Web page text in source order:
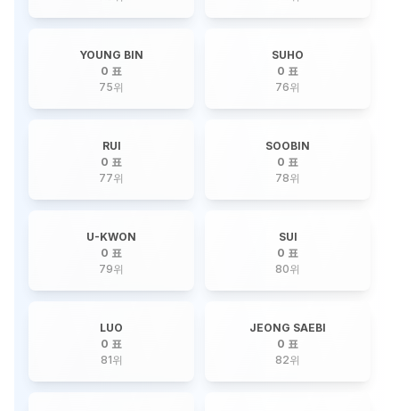
YOUNG BIN
0 표
75위
SUHO
0 표
76위
RUI
0 표
77위
SOOBIN
0 표
78위
U-KWON
0 표
79위
SUI
0 표
80위
LUO
0 표
81위
JEONG SAEBI
0 표
82위